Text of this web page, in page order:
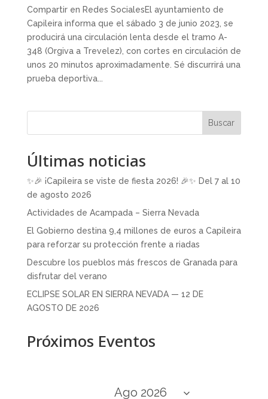
Compartir en Redes SocialesEl ayuntamiento de
Capileira informa que el sábado 3 de junio 2023, se
producirá una circulación lenta desde el tramo A-
348 (Orgiva a Trevelez), con cortes en circulación de
unos 20 minutos aproximadamente. Sé discurrirá una
prueba deportiva...
Buscar
Últimas noticias
✨🎉 ¡Capileira se viste de fiesta 2026! 🎉✨ Del 7 al 10
de agosto 2026
Actividades de Acampada – Sierra Nevada
El Gobierno destina 9,4 millones de euros a Capileira
para reforzar su protección frente a riadas
Descubre los pueblos más frescos de Granada para
disfrutar del verano
ECLIPSE SOLAR EN SIERRA NEVADA — 12 DE
AGOSTO DE 2026
Próximos Eventos